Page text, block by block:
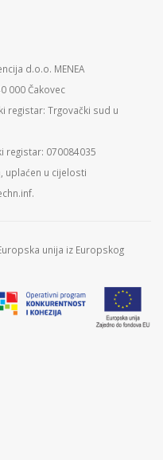
d.o.o. MENEA
000 Čakovec
registar: Trgovački sud u
registar: 070084035
uplaćen u cijelosti
unija iz Europskog